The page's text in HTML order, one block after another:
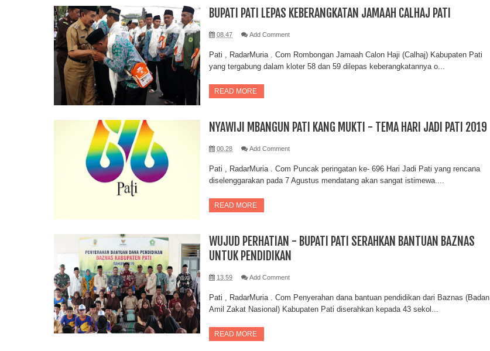
BUPATI PATI LEPAS KEBERANGKATAN JAMAAH CALHAJ PATI
08.47 Add Comment
Pati , RadarMuria . Com Rombongan Jamaah Calon Haji (Calhaj) Kabupaten Pati
yang tergabung dalam kloter 58 dan 59 dilepas keberangkatannya o...
READ MORE
NYAWIJI MBANGUN PATI KANG MUKTI - TEMA HARI JADI PATI 2019
00.28 Add Comment
Pati , RadarMuria . Com Puncak peringatan ke- 696 Hari Jadi Pati yang rencana
diselenggarakan pada 7 Agustus mendatang akan sangat istimewa....
READ MORE
WUJUD PERHATIAN - BUPATI PATI SERAHKAN BANTUAN BAZNAS
UNTUK PENDIDIKAN
13.59 Add Comment
Pati , RadarMuria . Com Penyerahan dana bantuan pendidikan dari Baznas (Badan
Amil Zakat Nasional) Kabupaten Pati diserahkan kepada 43 sekol...
READ MORE